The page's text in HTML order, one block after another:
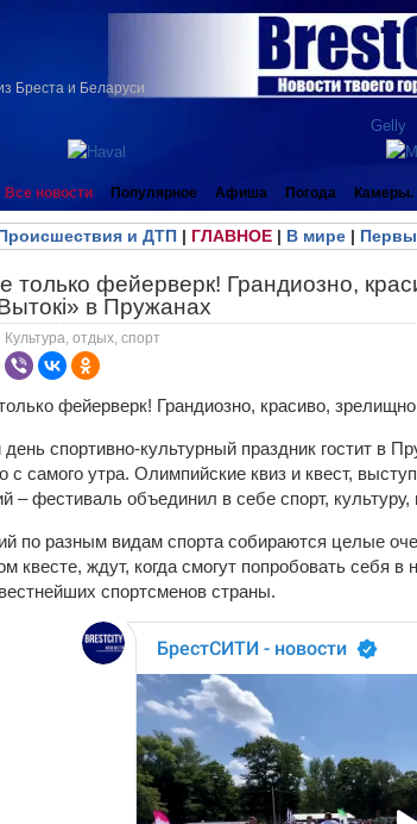
Бреста и Беларуси
Все новости Популярное Афиша Погода Камеры.
и ДТП| ГЛАВНОЕ| В мире|
только фейерверк! Грандиозно,
в Пружанах
Культура, отдых, спорт
спортивно-культурный праздник гостит в
с самого утра. Олимпийские квиз и квест,
– фестиваль объединил в себе спорт,
по разным видам спорта собираются целые
квесте, ждут, когда смогут попробовать себя
спортсменов страны.